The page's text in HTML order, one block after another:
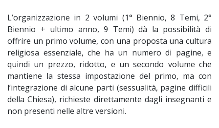
L’organizzazione in 2 volumi (1° Biennio, 8 Temi, 2°
Biennio + ultimo anno, 9 Temi) dà la possibilità di
offrire un primo volume, con una proposta una cultura
religiosa essenziale, che ha un numero di pagine, e
quindi un prezzo, ridotto, e un secondo volume che
mantiene la stessa impostazione del primo, ma con
l’integrazione di alcune parti (sessualità, pagine difficili
della Chiesa), richieste direttamente dagli insegnanti e
non presenti nelle altre versioni.